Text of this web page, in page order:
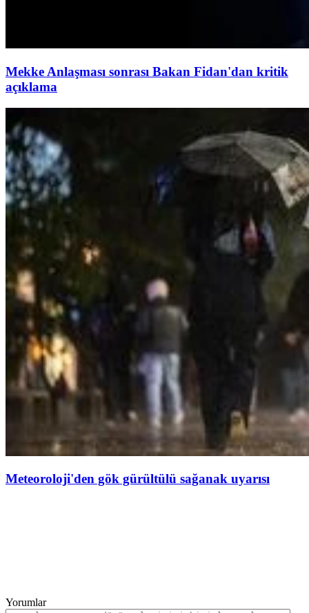
Mekke Anlaşması sonrası Bakan Fidan'dan kritik
açıklama
Meteoroloji'den gök gürültülü sağanak uyarısı
Yorumlar